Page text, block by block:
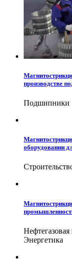
производстве
Подшипники
оборудовании
Энергетика